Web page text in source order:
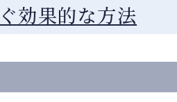
効果的な方法